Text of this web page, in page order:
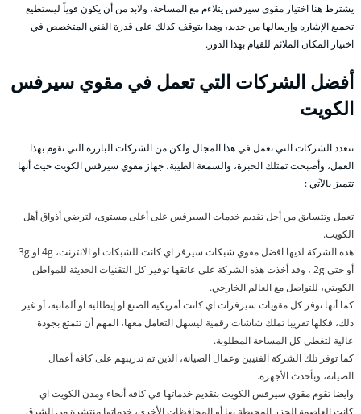
يشترط هنا اختيار مقوي سيرفس يتلاءم مع المساحة، ولابد من أن يكون قوياً ليستطيع
تجميع الإشاره وإرسالها من جديد، وهذا يتوقف كذلك على قدرة الفني المتخصص في
اختيار المكان الملائم للقيام بهذا الدور.
أفضل الشركات التي تعمل في مقوي سيرفس
الكويت
تتعدد الشركات التي تعمل في هذا المجال ولكن من الشركات البارزة التي تقوم بهذا
العمل، وأصبحت تمتلك الخبرة، والسمعة الطيبة، جهاز مقوي سيرفس الكويت حيث أنها
تتميز بالآتي :
تعمل وتتسابق من أجل تقديم خدمات السيرفس على أعلى مستوى، لترضي أذواق أهل
الكويت.
هذه الشركة لديها افضل مقوي شبكات سيرفر اي كانت للشبكات او الانترنت، 4g او 3g
أو حتى 2g ، وقد أخذت هذه الشركة على عاتقها توفير كل التقنيات الحديثة للمواطن
الكويتي، للتواصل مع العالم الخارجي.
كما أنها توفر كل مقويات سيرفرات اي كانت أمريكية الصنع او إيطالية او ألمانية، أو غير
ذلك، فكلها تقريبا تملك شاشات رقمية ليسهل التعامل معها، المهم أن تتمتع بجودة
عالية لتغطي كل المساحة المطلوبة.
كما توفر تلك الشركة الفنيين وعمال الصيانة، الذين تم تدريبهم على كافه أعمال
الصيانة، وبأحدث الأجهزة.
وايضا تقوم مقوي سيرفس الكويت بتقديم خدماتها في كافه أنحاء ومدن الكويت اي